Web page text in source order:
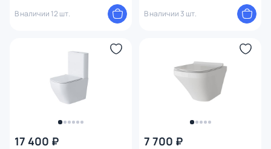
В наличии 12 шт.
В наличии 3 шт.
17 400 ₽ 7 700 ₽